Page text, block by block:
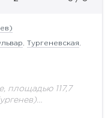
Тургеневская
площадью 117,7